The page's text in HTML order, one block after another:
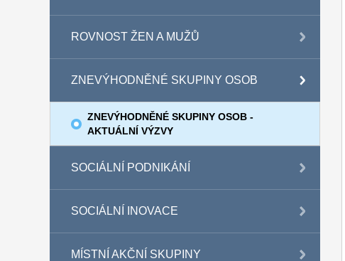
ROVNOST ŽEN A MUŽŮ
ZNEVÝHODNĚNÉ SKUPINY OSOB
ZNEVÝHODNĚNÉ SKUPINY OSOB -
AKTUÁLNÍ VÝZVY
SOCIÁLNÍ PODNIKÁNÍ
SOCIÁLNÍ INOVACE
MÍSTNÍ AKČNÍ SKUPINY